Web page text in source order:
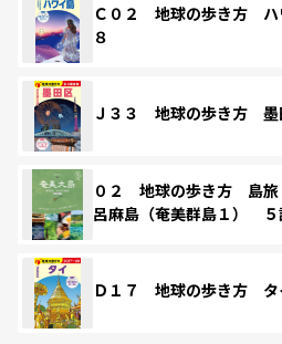
Ｃ０２ 地球の歩き方 ハ
８
Ｊ３３ 地球の歩き方 墨
０２ 地球の歩き方 島
呂麻島（奄美群島１） ５
Ｄ１７ 地球の歩き方 タ